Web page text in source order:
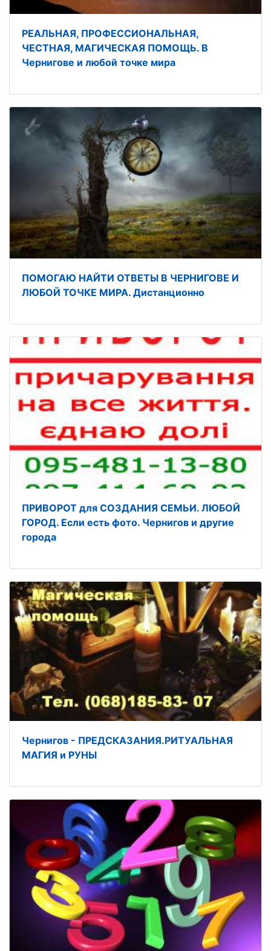
РЕАЛЬНАЯ, ПРОФЕССИОНАЛЬНАЯ,
ЧЕСТНАЯ, МАГИЧЕСКАЯ ПОМОЩЬ. В
Чернигове и любой точке мира
ПОМОГАЮ НАЙТИ ОТВЕТЫ В ЧЕРНИГОВЕ И
ЛЮБОЙ ТОЧКЕ МИРА. Дистанционно
ПРИВОРОТ для СОЗДАНИЯ СЕМЬИ. ЛЮБОЙ
ГОРОД. Если есть фото. Чернигов и другие
города
Чернигов - ПРЕДСКАЗАНИЯ.РИТУАЛЬНАЯ
МАГИЯ и РУНЫ